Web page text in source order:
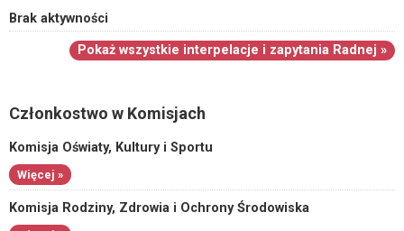
Brak aktywności
Pokaż wszystkie interpelacje i zapytania Radnej »
Członkostwo w Komisjach
Komisja Oświaty, Kultury i Sportu
Więcej »
Komisja Rodziny, Zdrowia i Ochrony Środowiska